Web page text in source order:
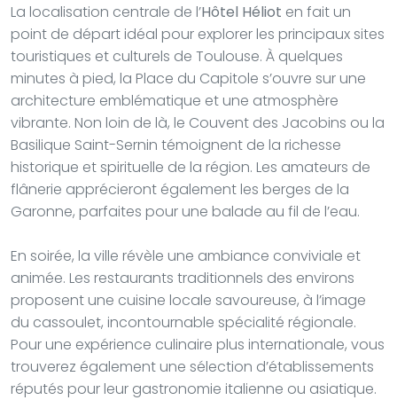
La localisation centrale de l’Hôtel Héliot en fait un
point de départ idéal pour explorer les principaux sites
touristiques et culturels de Toulouse. À quelques
minutes à pied, la Place du Capitole s’ouvre sur une
architecture emblématique et une atmosphère
vibrante. Non loin de là, le Couvent des Jacobins ou la
Basilique Saint-Sernin témoignent de la richesse
historique et spirituelle de la région. Les amateurs de
flânerie apprécieront également les berges de la
Garonne, parfaites pour une balade au fil de l’eau.
En soirée, la ville révèle une ambiance conviviale et
animée. Les restaurants traditionnels des environs
proposent une cuisine locale savoureuse, à l’image
du cassoulet, incontournable spécialité régionale.
Pour une expérience culinaire plus internationale, vous
trouverez également une sélection d’établissements
réputés pour leur gastronomie italienne ou asiatique.